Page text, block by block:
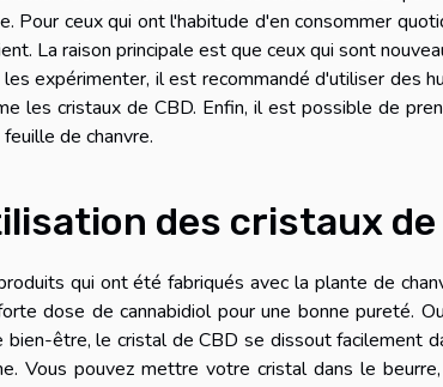
Pour ceux qui ont l'habitude d'en consommer
La raison principale est que ceux qui sont
les expérimenter, il est recommandé d'utiliser des
les cristaux de CBD. Enfin, il est possible de
de chanvre.
des cristaux de
qui ont été fabriqués avec la plante de
dose de cannabidiol pour une bonne pureté.
bien-être, le cristal de CBD se dissout facilement
Vous pouvez mettre votre cristal dans le